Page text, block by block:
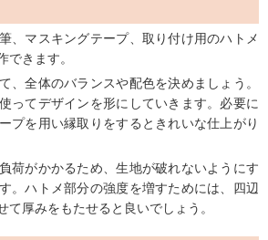
、マスキングテープ、取り付け用のハトメ
できます。
、全体のバランスや配色を決めましょう。
ってデザインを形にしていきます。必要に
プを用い縁取りをするときれいな仕上がり
荷がかかるため、生地が破れないようにす
。ハトメ部分の強度を増すためには、四辺
て厚みをもたせると良いでしょう。